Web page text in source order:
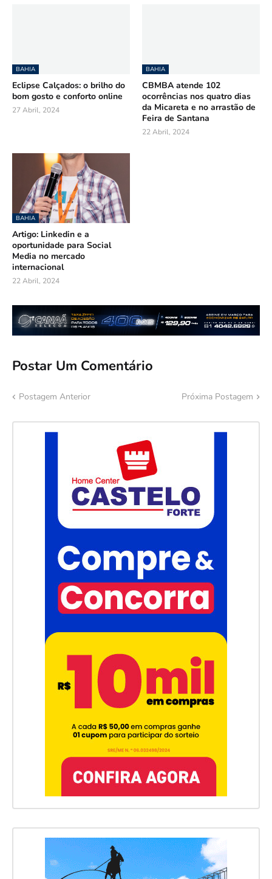
BAHIA
Eclipse Calçados: o brilho do
bom gosto e conforto online
27 Abril, 2024
BAHIA
CBMBA atende 102
ocorrências nos quatro dias
da Micareta e no arrastão de
Feira de Santana
22 Abril, 2024
BAHIA
Artigo: Linkedin e a
oportunidade para Social
Media no mercado
internacional
22 Abril, 2024
Postar Um Comentário
Postagem Anterior Próxima Postagem